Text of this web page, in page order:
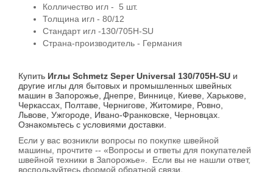
Колличество игл - 5 шт.
Толщина игл - 80/12
Стандарт игл -130/705H-SU
Страна-производитель - Германия
Купить Иглы Schmetz Seper Universal 130/705H-SU и
другие иглы для бытовых и промышленных швейных
машин в Запорожье, Днепре, Виннице, Киеве, Харькове,
Черкассах, Полтаве, Чернигове, Житомире, Ровно,
Львове, Ужгороде, Ивано-Франковске, Черновцах.
Ознакомьтесь с условиями доставки.
Если у вас возникли вопросы по покупке швейной
машины, прочтите -- «Вопросы и ответы для покупателей
швейной техники в Запорожье». Если вы не нашли ответ,
воспользуйтесь формой обратной связи.